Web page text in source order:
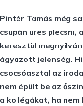
Pintér Tamás még
csupán üres plecsni,
keresztül
ágyazott jelenség.
csocsóasztal az
nem épült be az
a kollégákat, ha